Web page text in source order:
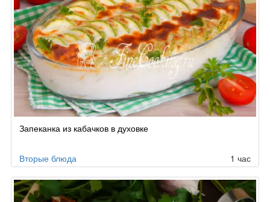
Запеканка из кабачков в духовке
Вторые блюда 1 час